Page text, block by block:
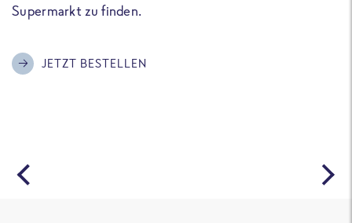
Supermarkt zu finden.
JETZT BESTELLEN